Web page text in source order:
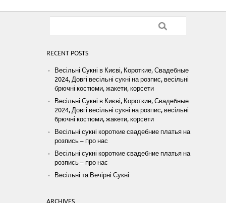
RECENT POSTS
Весільні Сукні в Києві, Короткие, Свадебные
2024, Довгі весільні сукні на розпис, весільні
брючні костюми, жакети, корсети
Весільні Сукні в Києві, Короткие, Свадебные
2024, Довгі весільні сукні на розпис, весільні
брючні костюми, жакети, корсети
Весільні сукні короткие свадебние платья на
розпись – про нас
Весільні сукні короткие свадебние платья на
розпись – про нас
Весільні та Вечірні Сукні